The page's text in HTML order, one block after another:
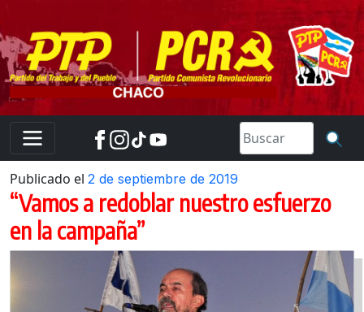
to
content
Publicado el 2 de septiembre de 2019
“Vamos a redoblar nuestro esfuerzo
en la campaña”